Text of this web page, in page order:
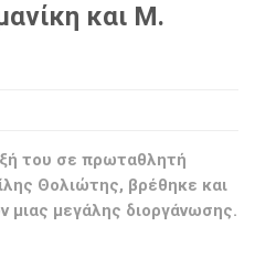
και Μ.
του σε πρωταθλητή
Θολιώτης, βρέθηκε και
μιας μεγάλης διοργάνωσης.